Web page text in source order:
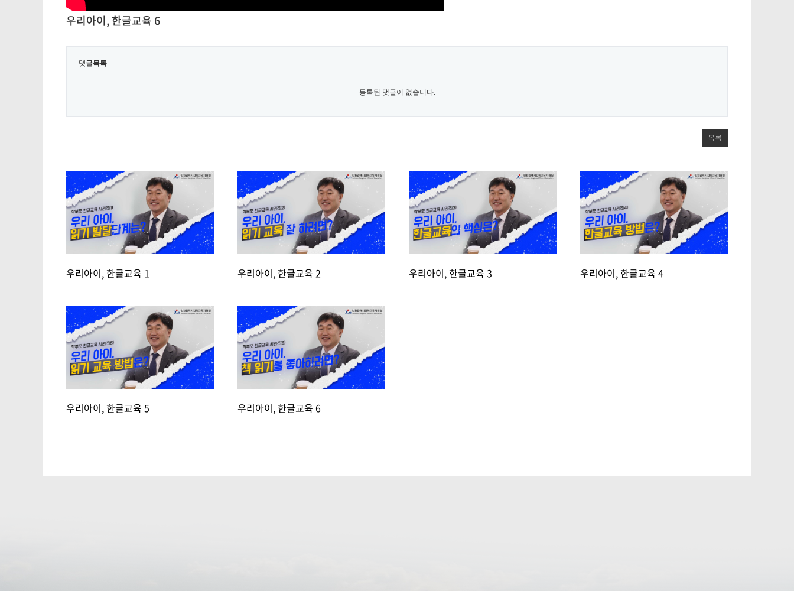
우리아이, 한글교육 6
댓글목록
등록된 댓글이 없습니다.
목록
우리아이, 한글교육 1 우리아이, 한글교육 2 우리아이, 한글교육 3 우리아이, 한글교육 4
우리아이, 한글교육 5 우리아이, 한글교육 6